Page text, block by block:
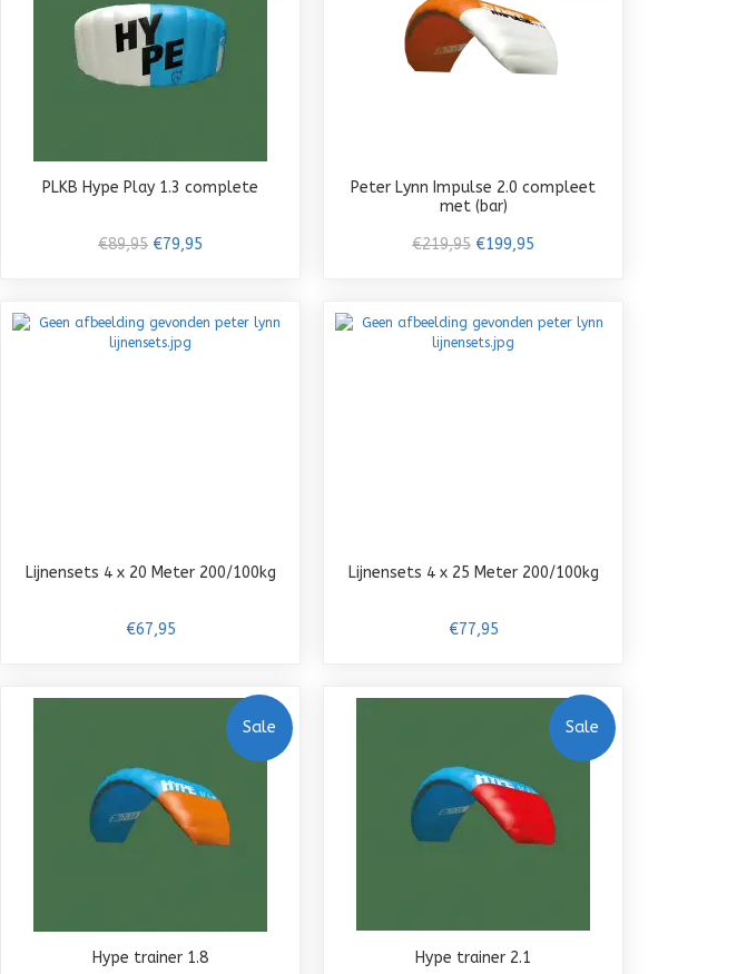
PLKB Hype Play 1.3 complete
€89,95 €79,95
Peter Lynn Impulse 2.0 compleet
met (bar)
€219,95 €199,95
Lijnensets 4 x 20 Meter 200/100kg
€67,95
Lijnensets 4 x 25 Meter 200/100kg
€77,95
Sale
Hype trainer 1.8
Sale
Hype trainer 2.1